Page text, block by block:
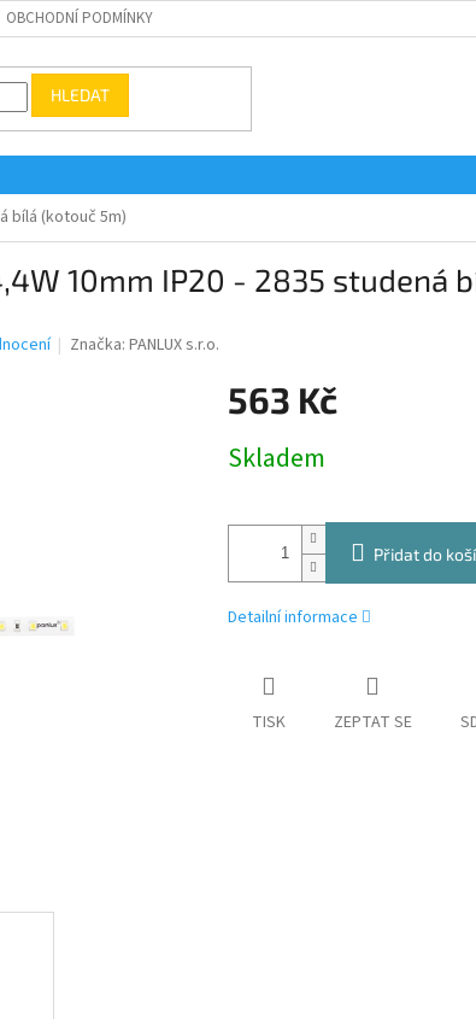
OBCHODNÍ PODMÍNKY
HLEDAT
bílá (kotouč 5m)
10mm IP20 - 2835 studená
Značka:PANLUX s.r.o.
563 Kč
cena:
Skladem
Přidat do
Detailní informace
TISK ZEPTAT SE